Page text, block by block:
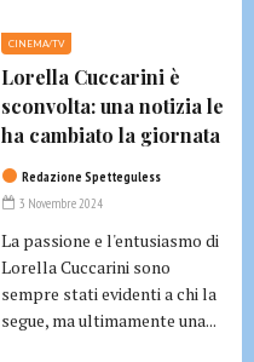
CINEMA/TV
Lorella Cuccarini è
sconvolta: una notizia le
ha cambiato la giornata
Redazione Spetteguless
3 Novembre 2024
La passione e l'entusiasmo di
Lorella Cuccarini sono
sempre stati evidenti a chi la
segue, ma ultimamente una...